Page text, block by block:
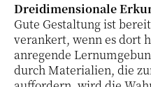
Dreidimensionale
Gute Gestaltung ist
verankert, wenn es dort
anregende
durch Materialien, die